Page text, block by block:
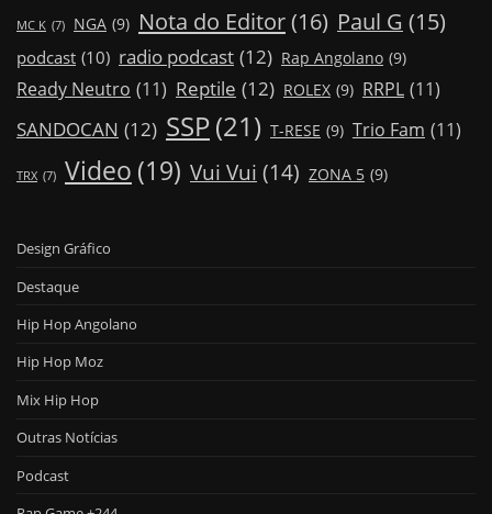
MC K (7) NGA (9) Nota do Editor(16) Paul G (15)
podcast (10) radio podcast (12) Rap Angolano (9)
Ready Neutro (11) Reptile (12) ROLEX (9) RRPL (11)
SANDOCAN (12) SSP(21) T-RESE (9) Trio Fam (11)
TRX (7) Video (19) Vui Vui (14) ZONA 5 (9)
Design Gráfico
Destaque
Hip Hop Angolano
Hip Hop Moz
Mix Hip Hop
Outras Notícias
Podcast